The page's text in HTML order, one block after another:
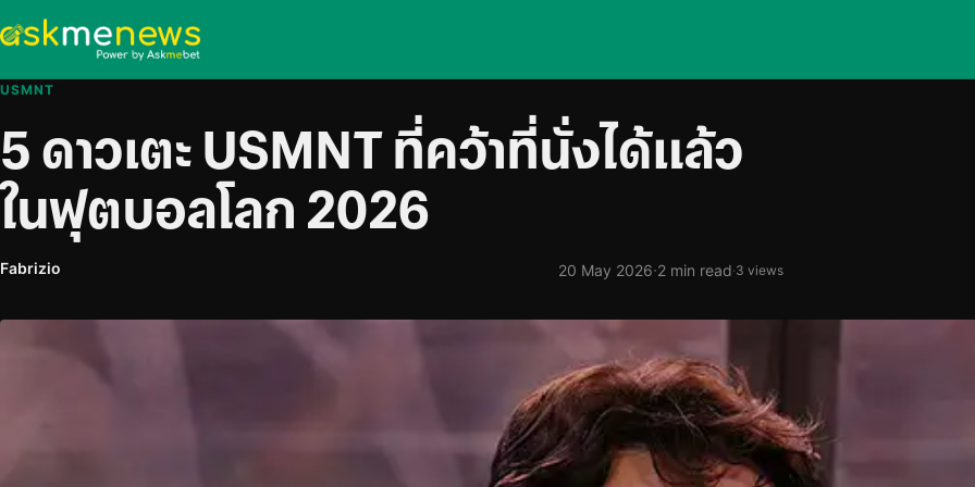
USMNT
5 ดาวเตะ USMNT ที่คว้าที่นั่งได้แล้ว
ในฟุตบอลโลก 2026
Fabrizio 20 May 2026·2 min read·3 views